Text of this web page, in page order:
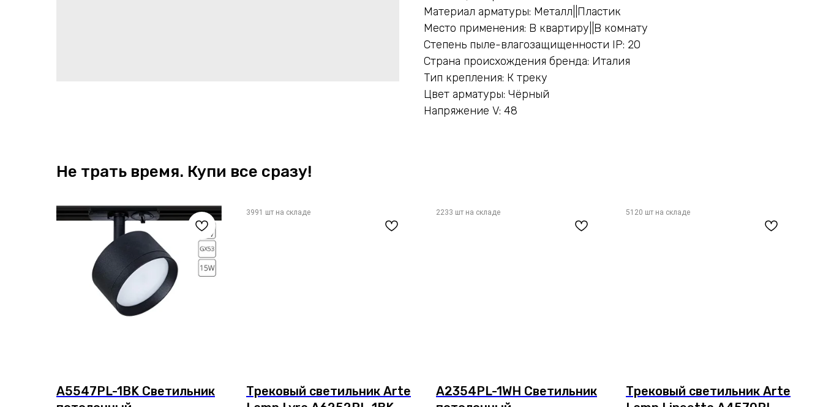
Материал арматуры: Металл||Пластик
Место применения: В квартиру||В комнату
Степень пыле-влагозащищенности IP: 20
Страна происхождения бренда: Италия
Тип крепления: К треку
Цвет арматуры: Чёрный
Напряжение V: 48
Не трать время. Купи все сразу!
A5547PL-1BK Светильник
Трековый светильник Arte
A2354PL-1WH Светильник
Трековый светильник Arte